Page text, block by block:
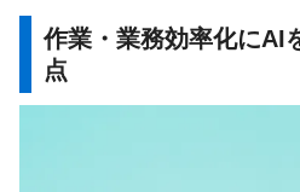
作業・業務効率化にAI
点